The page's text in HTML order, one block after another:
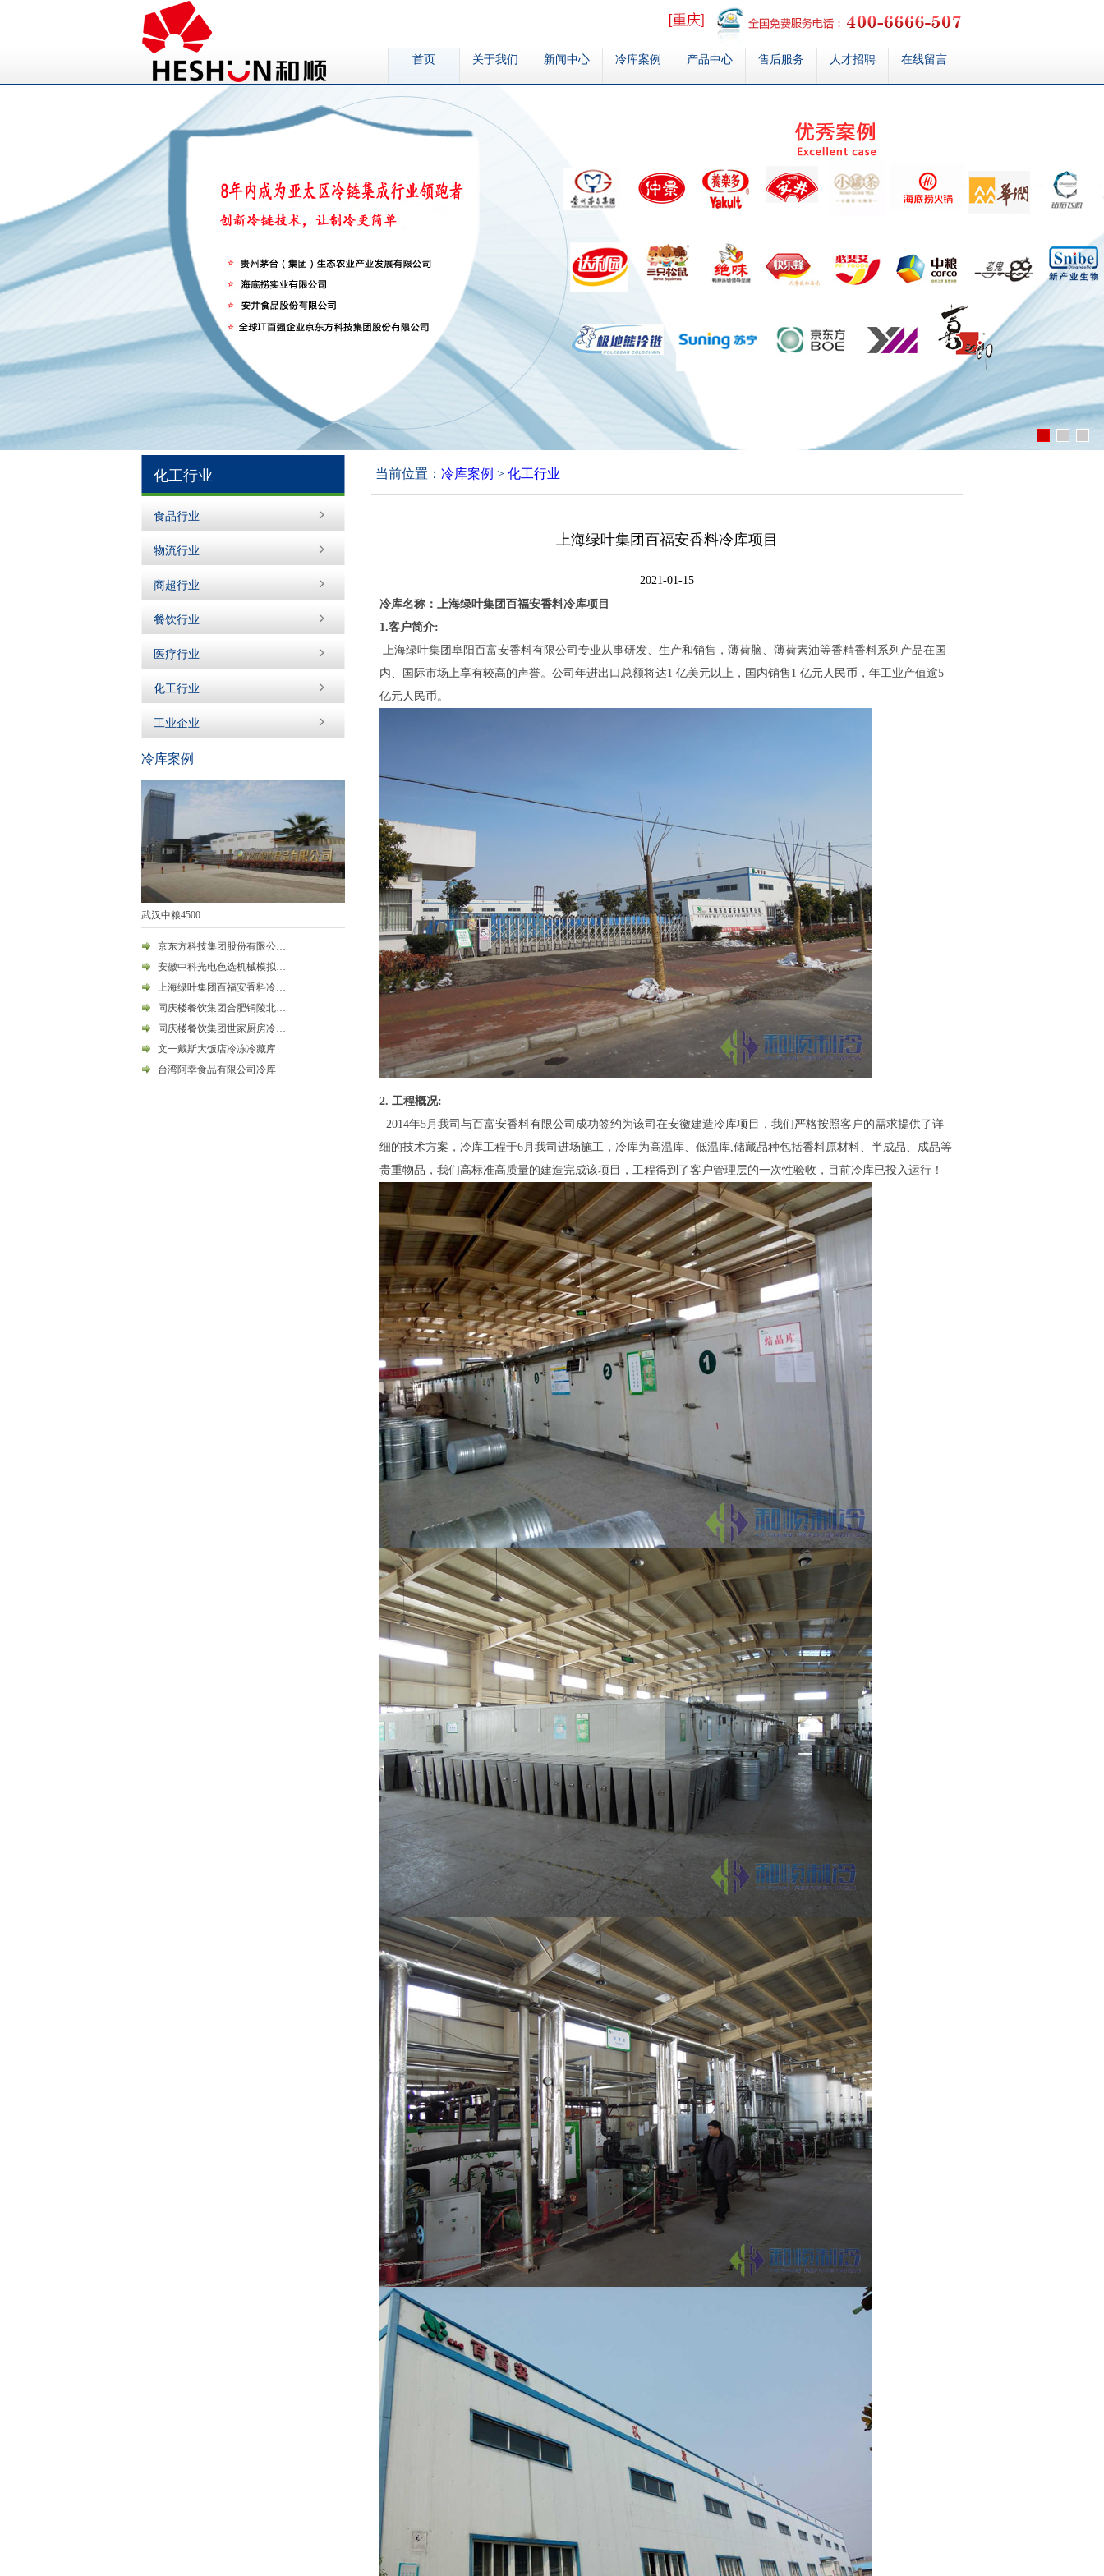
首页 关于我们 新闻中心 冷库案例 产品中心 售后服务 人才招聘 在线留言
化工行业
食品行业
物流行业
商超行业
餐饮行业
医疗行业
化工行业
工业企业
冷库案例
武汉中粮4500…
京东方科技集团股份有限公…
安徽中科光电色选机械模拟…
上海绿叶集团百福安香料冷…
同庆楼餐饮集团合肥铜陵北…
同庆楼餐饮集团世家厨房冷…
文一戴斯大饭店冷冻冷藏库
台湾阿幸食品有限公司冷库
当前位置： 冷库案例 > 化工行业
上海绿叶集团百福安香料冷库项目
2021-01-15
冷库名称：上海绿叶集团百福安香料冷库项目
1.客户简介:
上海绿叶集团阜阳百富安香料有限公司专业从事研发、生产和销售，薄荷脑、薄荷素油等香精香料系列产品在国
内、国际市场上享有较高的声誉。公司年进出口总额将达1 亿美元以上，国内销售1 亿元人民币，年工业产值逾5
亿元人民币。
2. 工程概况:
2014年5月我司与百富安香料有限公司成功签约为该司在安徽建造冷库项目，我们严格按照客户的需求提供了详
细的技术方案，冷库工程于6月我司进场施工，冷库为高温库、低温库,储藏品种包括香料原材料、半成品、成品等
贵重物品，我们高标准高质量的建造完成该项目，工程得到了客户管理层的一次性验收，目前冷库已投入运行！